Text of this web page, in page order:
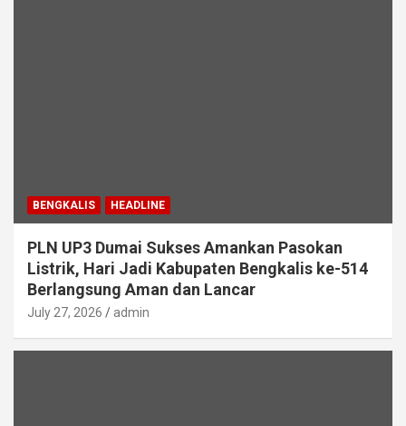
BENGKALIS HEADLINE
PLN UP3 Dumai Sukses Amankan Pasokan
Listrik, Hari Jadi Kabupaten Bengkalis ke-514
Berlangsung Aman dan Lancar
July 27, 2026 admin